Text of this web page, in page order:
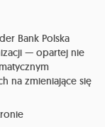
Bank Polska
— opartej nie
na zmieniające się